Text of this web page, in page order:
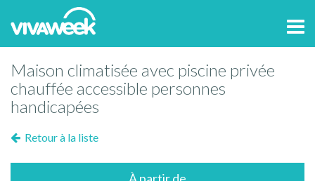
Maison climatisée avec piscine privée
chauffée accessible personnes
handicapées
Retour à la liste